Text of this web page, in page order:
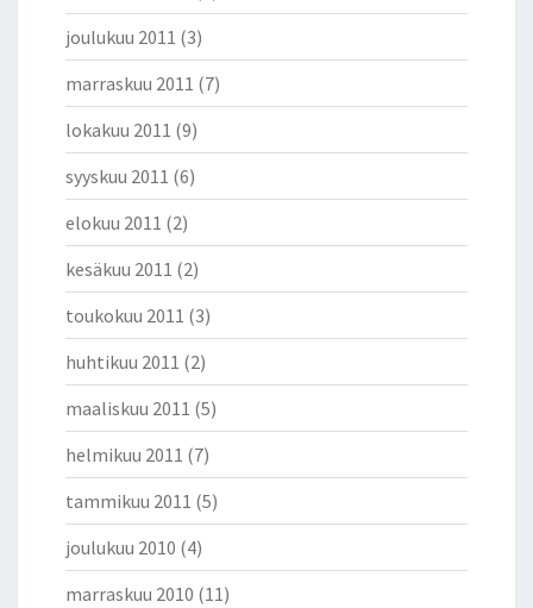
joulukuu 2011 (3)
marraskuu 2011 (7)
lokakuu 2011 (9)
syyskuu 2011 (6)
elokuu 2011 (2)
kesäkuu 2011 (2)
toukokuu 2011 (3)
huhtikuu 2011 (2)
maaliskuu 2011 (5)
helmikuu 2011 (7)
tammikuu 2011 (5)
joulukuu 2010 (4)
marraskuu 2010 (11)